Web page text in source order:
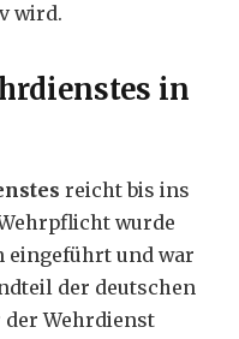
wird.
in
reicht bis ins
wurde
eingeführt und war
der deutschen
Wehrdienst